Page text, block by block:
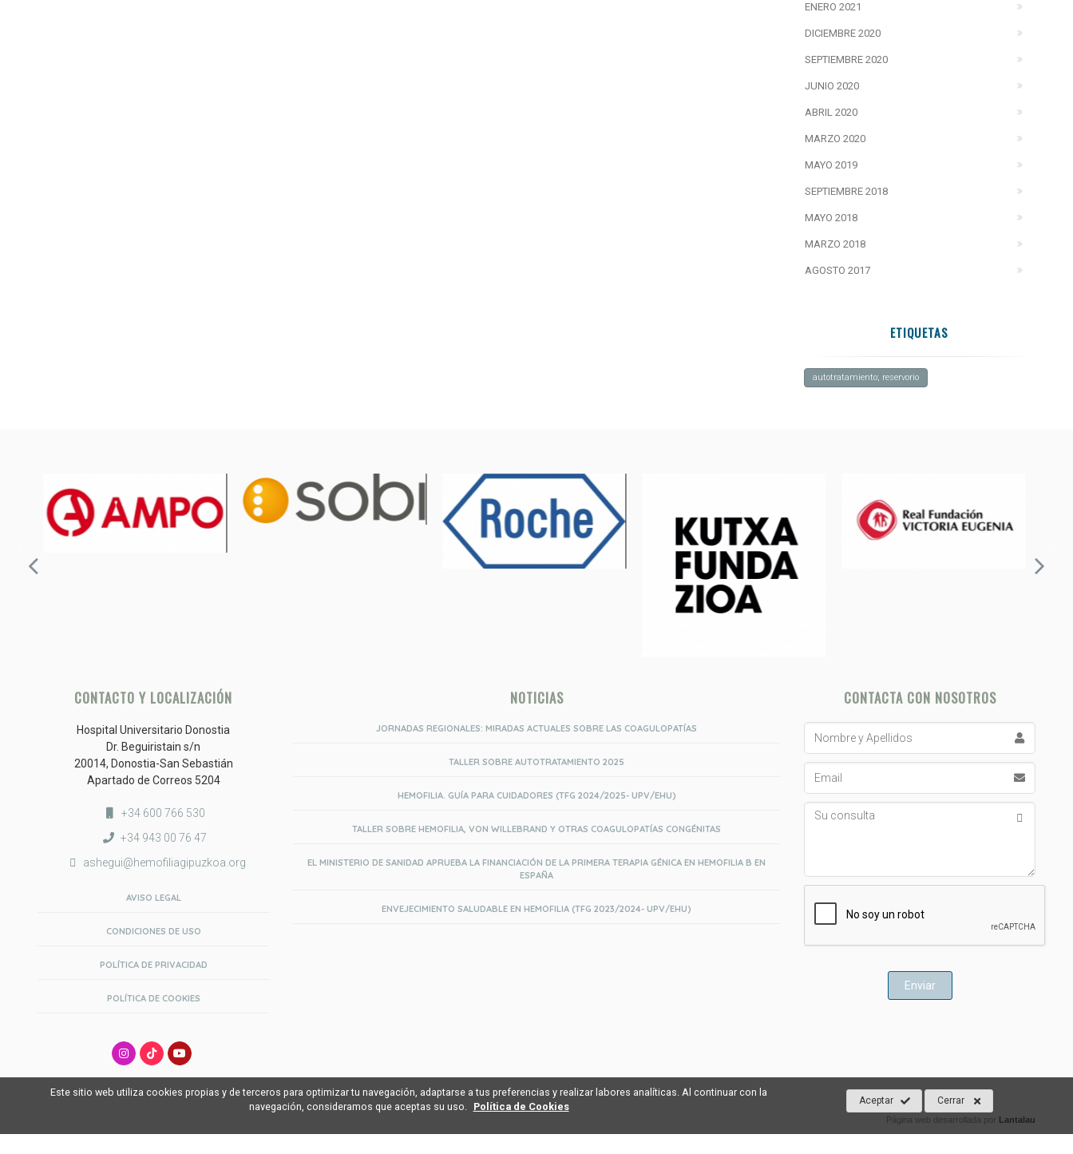
ENERO 2021
DICIEMBRE 2020
SEPTIEMBRE 2020
JUNIO 2020
ABRIL 2020
MARZO 2020
MAYO 2019
SEPTIEMBRE 2018
MAYO 2018
MARZO 2018
AGOSTO 2017
ETIQUETAS
autotratamiento; reservorio
CONTACTO Y LOCALIZACIÓN
Hospital Universitario Donostia
Dr. Beguiristain s/n
20014, Donostia-San Sebastián
Apartado de Correos 5204
+34 600 766 530
+34 943 00 76 47
ashegui@hemofiliagipuzkoa.org
AVISO LEGAL
CONDICIONES DE USO
POLÍTICA DE PRIVACIDAD
POLÍTICA DE COOKIES
NOTICIAS
JORNADAS REGIONALES: MIRADAS ACTUALES SOBRE LAS COAGULOPATÍAS
TALLER SOBRE AUTOTRATAMIENTO 2025
HEMOFILIA. GUÍA PARA CUIDADORES (TFG 2024/2025- UPV/EHU)
TALLER SOBRE HEMOFILIA, VON WILLEBRAND Y OTRAS COAGULOPATÍAS CONGÉNITAS
EL MINISTERIO DE SANIDAD APRUEBA LA FINANCIACIÓN DE LA PRIMERA TERAPIA GÉNICA EN HEMOFILIA B EN
ESPAÑA
ENVEJECIMIENTO SALUDABLE EN HEMOFILIA (TFG 2023/2024- UPV/EHU)
CONTACTA CON NOSOTROS
Apellidos
Su
Página web desarrollada por Lantalau
Este sitio web utiliza cookies propias y de terceros para optimizar tu navegación, adaptarse a tus preferencias y realizar labores analíticas. Al continuar con la
navegación, consideramos que aceptas su uso. Política de Cookies Aceptar Cerrar